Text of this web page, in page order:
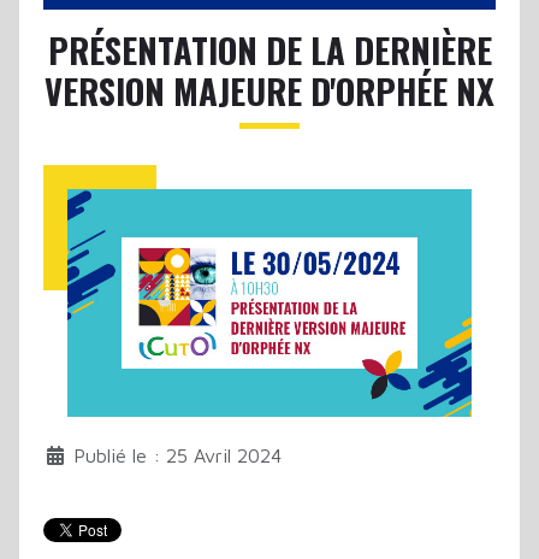
PRÉSENTATION DE LA DERNIÈRE
VERSION MAJEURE D'ORPHÉE NX
Publié le : 25 Avril 2024